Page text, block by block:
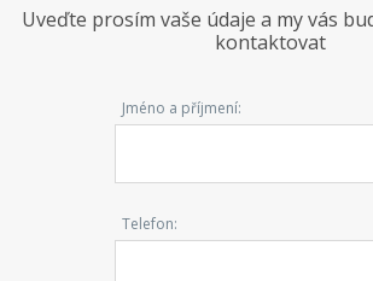
Uveďte prosím vaše údaje a my vás
kontaktovat
Jméno a příjmení:
Telefon: